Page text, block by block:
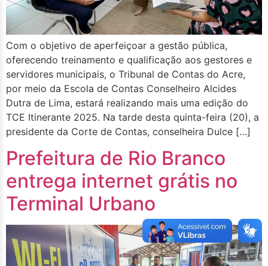
Com o objetivo de aperfeiçoar a gestão pública,
oferecendo treinamento e qualificação aos gestores e
servidores municipais, o Tribunal de Contas do Acre,
por meio da Escola de Contas Conselheiro Alcides
Dutra de Lima, estará realizando mais uma edição do
TCE Itinerante 2025. Na tarde desta quinta-feira (20), a
presidente da Corte de Contas, conselheira Dulce […]
Prefeitura de Rio Branco
entrega internet grátis no
Terminal Urbano